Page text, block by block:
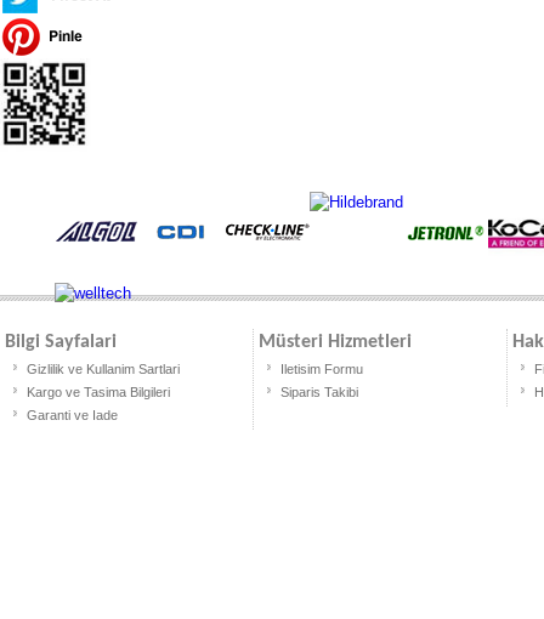
Bilgi Sayfalari
Gizlilik ve Kullanim Sartlari
Kargo ve Tasima Bilgileri
Garanti ve Iade
Müsteri Hizmetleri
Iletisim Formu
Siparis Takibi